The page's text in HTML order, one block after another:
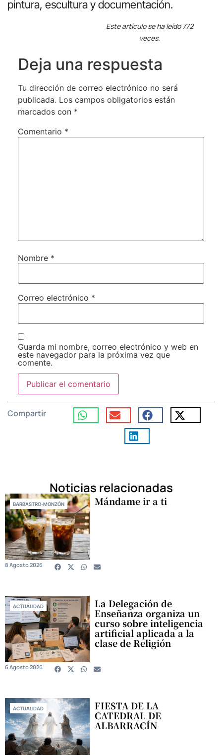
pintura, escultura y documentación.
Este artículo se ha leído 772
veces.
Deja una respuesta
Tu dirección de correo electrónico no será
publicada. Los campos obligatorios están
marcados con *
Comentario *
Nombre *
Correo electrónico *
Guarda mi nombre, correo electrónico y web en
este navegador para la próxima vez que
comente.
Compartir
Noticias relacionadas
BARBASTRO-MONZÓN Mándame ir a ti
8 Agosto 2026
ACTUALIDAD La Delegación de
Enseñanza organiza un
curso sobre inteligencia
artificial aplicada a la
clase de Religión
6 Agosto 2026
ACTUALIDAD FIESTA DE LA
CATEDRAL DE
ALBARRACÍN